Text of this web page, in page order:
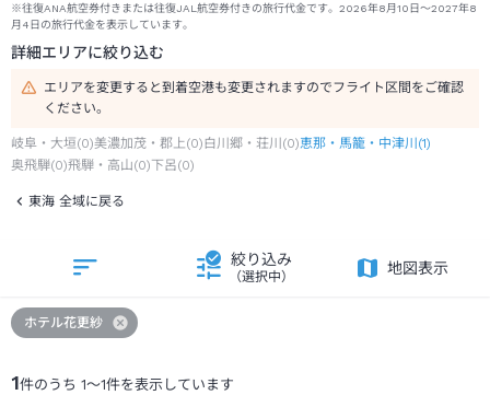
※往復ANA航空券付きまたは往復JAL航空券付きの旅行代金です。2026年8月10日～2027年8
月4日の旅行代金を表示しています。
詳細エリアに絞り込む
エリアを変更すると到着空港も変更されますのでフライト区間をご確認
ください。
岐阜・大垣(0)美濃加茂・郡上(0)白川郷・荘川(0)恵那・馬籠・中津川(1)
奥飛騨(0)飛騨・高山(0)下呂(0)
東海 全域に戻る
1件のうち 1～1件を表示しています
絞り込み
（選択中）
地図表示
ホテル花更紗